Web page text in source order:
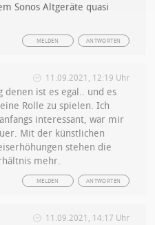
Sonos Altgeräte quasi
ANTWORTEN
MELDEN
11.09.2021, 12:19 Uhr
ist es egal.. und es
Rolle zu spielen. Ich
interessant, war mir
Mit der künstlichen
stehen die
mehr.
ANTWORTEN
MELDEN
11.09.2021, 14:17 Uhr